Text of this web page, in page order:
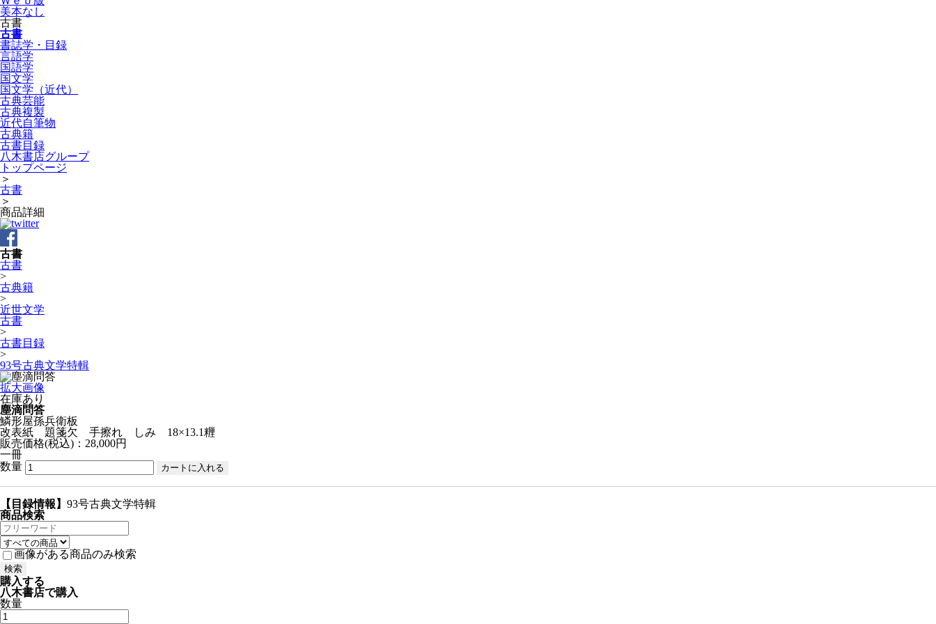
美本なし
古書
古書
書誌学・目録
言語学
国語学
国文学
国文学（近代）
古典芸能
古典複製
近代自筆物
古典籍
古書目録
八木書店グループ
トップページ
＞
古書
＞
商品詳細
古書
古書
>
古典籍
>
近世文学
古書
>
古書目録
>
93号古典文学特輯
拡大画像
在庫あり
塵滴問答
鱗形屋孫兵衛板
改表紙 題箋欠 手擦れ しみ 18×13.1糎
販売価格(税込)：28,000円
一冊
数量
【目録情報】 93号古典文学特輯
商品検索
画像がある商品のみ検索
購入する
八木書店で購入
数量